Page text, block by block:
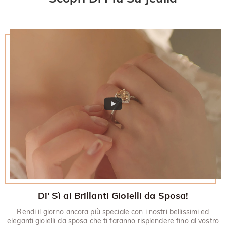
verrà emesso sul tuo account originale. Eventuali regali
per un rimborso entro 30 giorni dalla data di consegna. Se
30 giorni.
Di' Sì ai Brillanti Gioielli da Sposa!
Rendi il giorno ancora più speciale con i nostri bellissimi ed
eleganti gioielli da sposa che ti faranno risplendere fino al vostro